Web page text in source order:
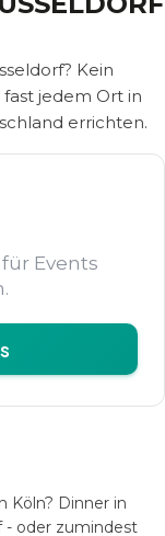
Kein
jedem Ort in
errichten.
Events
Köln? Dinner in
- oder zumindest